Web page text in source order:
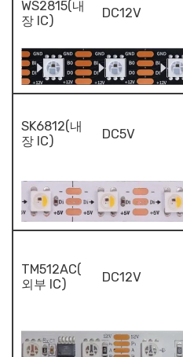
WS2815(내
장 IC)
DC12V
SK6812(내
장 IC)
DC5V
TM512AC(
외부 IC)
DC12V